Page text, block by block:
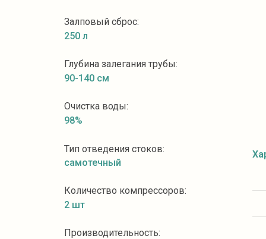
Залповый сброс:
Количество компрессоров:
Очистка воды:
Производительность:
Тип отведения стоков:
Глубина залегания трубы:
2 шт
самотечный
98%
90-140 см
250 л